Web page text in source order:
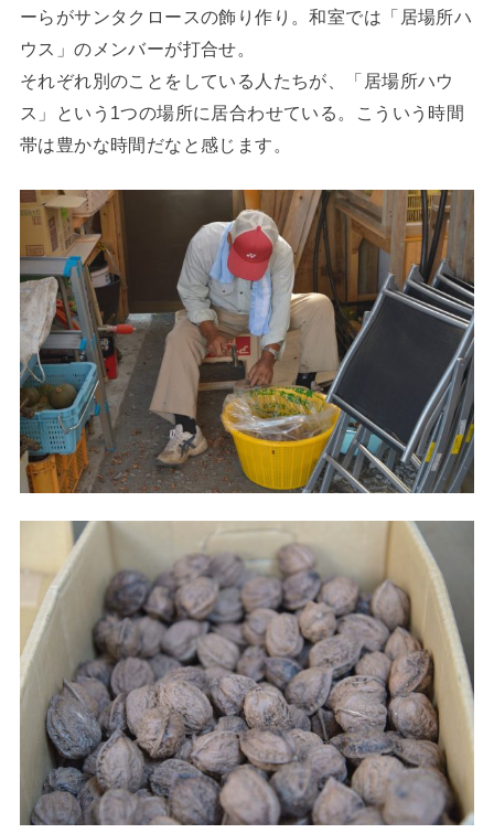
ーらがサンタクロースの飾り作り。和室では「居場所ハ
ウス」のメンバーが打合せ。
それぞれ別のことをしている人たちが、「居場所ハウ
ス」という1つの場所に居合わせている。こういう時間
帯は豊かな時間だなと感じます。